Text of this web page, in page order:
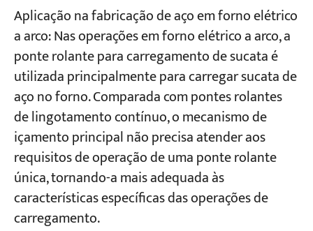
Aplicação na fabricação de aço em forno elétrico
a arco: Nas operações em forno elétrico a arco, a
ponte rolante para carregamento de sucata é
utilizada principalmente para carregar sucata de
aço no forno. Comparada com pontes rolantes
de lingotamento contínuo, o mecanismo de
içamento principal não precisa atender aos
requisitos de operação de uma ponte rolante
única, tornando-a mais adequada às
características específicas das operações de
carregamento.